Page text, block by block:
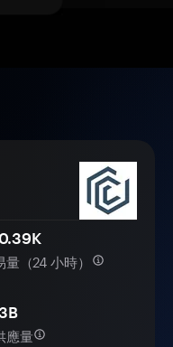
（24 小時）
應量